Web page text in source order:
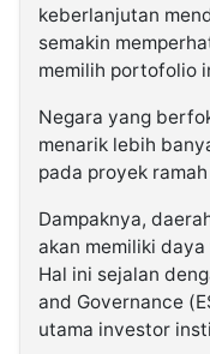
keberlanjutan
semakin
memilih portofolio
Negara yang
menarik lebih
pada proyek
Dampaknya,
akan memiliki
Hal ini sejalan
and Governance
utama investor